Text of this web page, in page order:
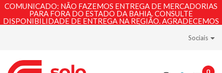
COMUNICADO: NÃO FAZEMOS ENTREGA DE MERCADORIAS
PARA FORA DO ESTADO DA BAHIA. CONSULTE
DISPONIBILIDADE DE ENTREGA NA REGIÃO. AGRADECEMOS
Sociais